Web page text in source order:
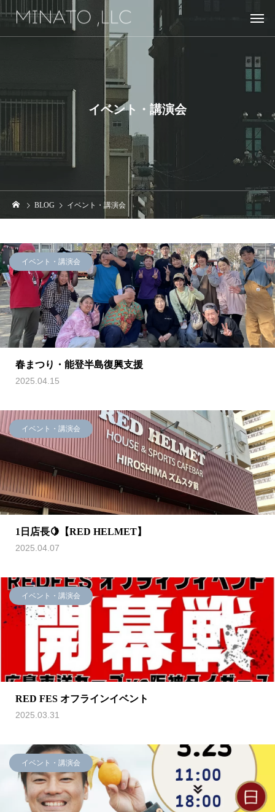
イベント・講演会
BLOG イベント・講演会
イベント・講演会
春まつり・能登半島復興支援
2025.04.15
イベント・講演会
1日店長🍋【RED HELMET】
2025.04.07
イベント・講演会
RED FES オフラインイベント
2025.03.31
イベント・講演会